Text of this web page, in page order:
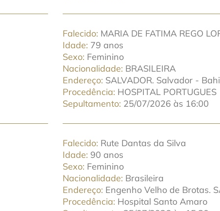
Falecido MARIA DE FATIMA REGO
Idade 79 anos
Sexo Feminino
Nacionalidade BRASILEIRA
Endereço SALVADOR. Salvador -
Procedência HOSPITAL PORTUGUES
Sepultamento 25/07/2026 às 16:00
Falecido Rute Dantas da Silva
Idade 90 anos
Sexo Feminino
Nacionalidade Brasileira
Endereço Engenho Velho de Brotas.
Procedência Hospital Santo Amaro